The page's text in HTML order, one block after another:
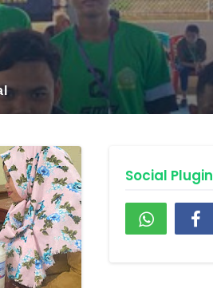
2 Makassar
Social Plugin